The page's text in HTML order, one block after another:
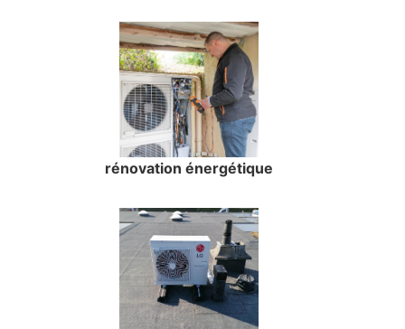
rénovation énergétique